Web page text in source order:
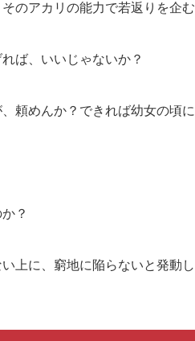
のアカリの能力で若返りを企む
ば、いいじゃないか？
頼めんか？できれば幼女の頃に
？
上に、窮地に陥らないと発動